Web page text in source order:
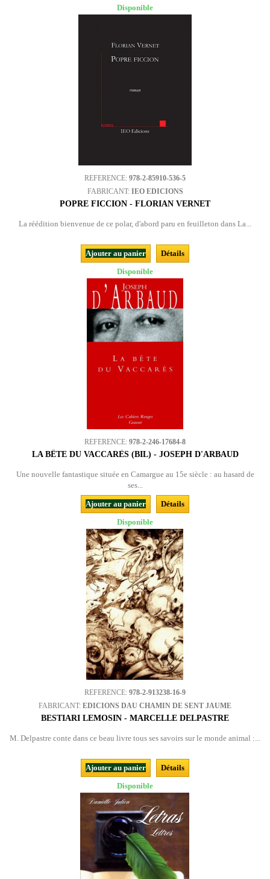
Disponible
REFERENCE: 978-2-85910-536-5
FABRICANT: IEO EDICIONS
POPRE FICCION - FLORIAN VERNET
La réédition bienvenue de ce polar, d'abord paru en feuilleton dans La...
Ajouter au panier
Détails
Disponible
REFERENCE: 978-2-246-17684-8
LA BÊTE DU VACCARÈS (BIL) - JOSEPH D'ARBAUD
Une nouvelle fantastique située en Camargue au 15e siècle : au hasard de
ses...
Ajouter au panier
Détails
Disponible
REFERENCE: 978-2-913238-16-9
FABRICANT: EDICIONS DAU CHAMIN DE SENT JAUME
BESTIARI LEMOSIN - MARCELLE DELPASTRE
M. Delpastre conte dans ce beau livre tous ses savoirs sur le monde animal :...
Ajouter au panier
Détails
Disponible